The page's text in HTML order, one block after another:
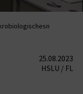
25.08.2023
HSLU / FL